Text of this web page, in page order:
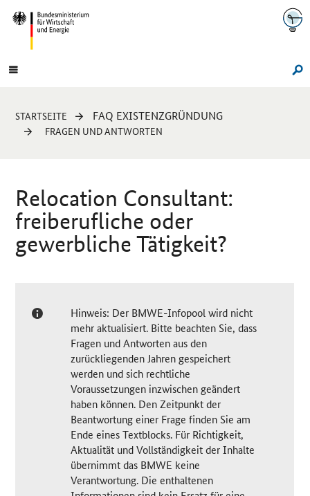
Navigation
Hauptmenü
Sie
sind
STARTSEITE FAQ EXISTENZGRÜNDUNG
FRAGEN UND ANTWORTEN
Relocation Consultant:
freiberufliche oder
gewerbliche Tätigkeit?
Hinweis: Der BMWE-Infopool wird nicht
mehr aktualisiert. Bitte beachten Sie, dass
Fragen und Antworten aus den
zurückliegenden Jahren gespeichert
werden und sich rechtliche
Voraussetzungen inzwischen geändert
haben können. Den Zeitpunkt der
Beantwortung einer Frage finden Sie am
Ende eines Textblocks. Für Richtigkeit,
Aktualität und Vollständigkeit der Inhalte
übernimmt das BMWE keine
Verantwortung. Die enthaltenen